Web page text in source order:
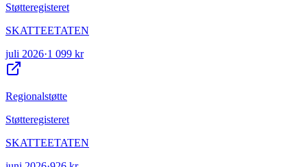
Støtteregisteret
SKATTEETATEN
juli 2026·1 099 kr
Regionalstøtte
Støtteregisteret
SKATTEETATEN